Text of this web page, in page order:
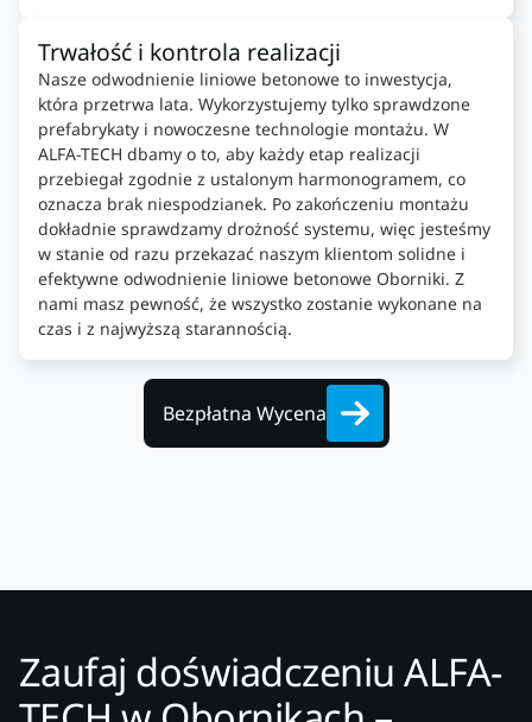
Trwałość i kontrola realizacji
Nasze odwodnienie liniowe betonowe to inwestycja,
która przetrwa lata. Wykorzystujemy tylko sprawdzone
prefabrykaty i nowoczesne technologie montażu. W
ALFA-TECH dbamy o to, aby każdy etap realizacji
przebiegał zgodnie z ustalonym harmonogramem, co
oznacza brak niespodzianek. Po zakończeniu montażu
dokładnie sprawdzamy drożność systemu, więc jesteśmy
w stanie od razu przekazać naszym klientom solidne i
efektywne odwodnienie liniowe betonowe Oborniki. Z
nami masz pewność, że wszystko zostanie wykonane na
czas i z najwyższą starannością.
Bezpłatna Wycena
Zaufaj doświadczeniu ALFA-